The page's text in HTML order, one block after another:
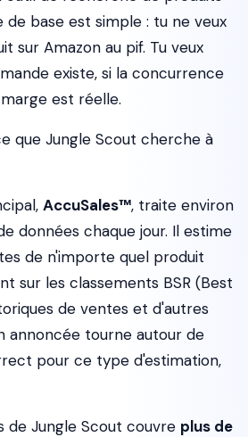
de base est simple : tu ne veux
sur Amazon au pif. Tu veux
existe, si la concurrence
est réelle.
que Jungle Scout cherche à
AccuSales™, traite environ
données chaque jour. Il estime
de n'importe quel produit
sur les classements BSR (Best
de ventes et d'autres
annoncée tourne autour de
pour ce type d'estimation,
de Jungle Scout couvre plus de